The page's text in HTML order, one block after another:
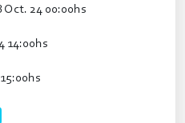
Oct. 24 00:00hs
14:00hs